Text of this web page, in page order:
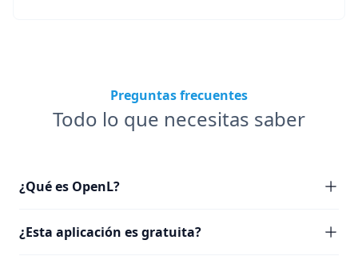
Preguntas frecuentes
Todo lo que necesitas saber
¿Qué es OpenL?
¿Esta aplicación es gratuita?